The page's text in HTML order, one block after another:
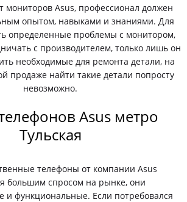
мониторов Asus, профессионал должен
опытом, навыками и знаниями. Для
определенные проблемы с монитором,
с производителем, только лишь он
необходимые для ремонта детали, на
продаже найти такие детали попросту
невозможно.
Asus метро
Тульская
телефоны от компании Asus
большим спросом на рынке, они
и функциональные. Если потребовался